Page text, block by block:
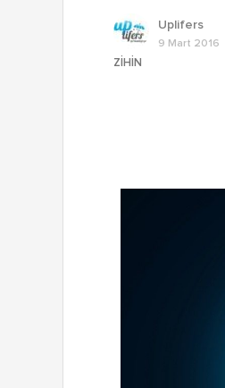
Uplifers
9 Mart 2016
ZIHIN